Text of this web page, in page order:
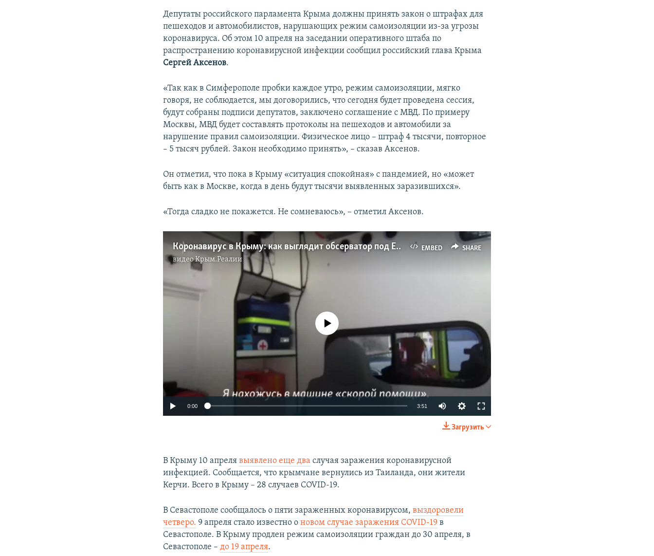
Депутаты российского парламента Крыма должны принять закон о штрафах для
пешеходов и автомобилистов, нарушающих режим самоизоляции из-за угрозы
коронавируса. Об этом 10 апреля на заседании оперативного штаба по
распространению коронавирусной инфекции сообщил российский глава Крыма
Сергей Аксенов.
«Так как в Симферополе пробки каждое утро, режим самоизоляции, мягко
говоря, не соблюдается, мы договорились, что сегодня будет проведена сессия,
будут собраны подписи депутатов, заключено соглашение с МВД. По примеру
Москвы, МВД будет составлять протоколы на пешеходов и автомобили за
нарушение правил самоизоляции. Физическое лицо – штраф 4 тысячи, повторное
– 5 тысяч рублей. Закон необходимо принять», – сказав Аксенов.
Он отметил, что пока в Крыму «ситуация спокойная» с пандемией, но «может
быть как в Москве, когда в день будут тысячи выявленных заразившихся».
«Тогда сладко не покажется. Не сомневаюсь», – отметил Аксенов.
EMBED SHARE
Коронавирус в Крыму: как выглядит обсерватор под Евпаторией (видео)
видеоКрым.Реалии
SHARE
Auto 270p
1080p
No media source currently available
0:00 3:51
270p
1080p
Загрузить
В Крыму 10 апрелявыявлено еще два случая заражения коронавирусной
инфекцией. Сообщается, что крымчане вернулись из Таиланда, они жители
Керчи. Всего в Крыму – 28 случаев COVID-19.
В Севастополе сообщалось о пяти зараженных коронавирусом,выздоровели
четверо. 9 апреля стало известно оновом случае заражения COVID-19 в
Севастополе. В Крыму продлен режим самоизоляции граждан до 30 апреля, в
Севастополе –до 19 апреля.